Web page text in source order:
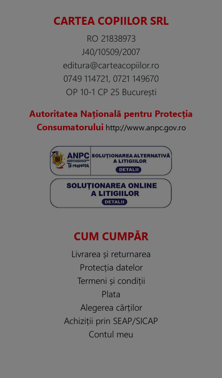
CARTEA COPIILOR SRL
RO 21838973
J40/10509/2007
editura@carteacopiilor.ro
0749 114721, 0721 149670
OP 10-1 CP 25 București
Autoritatea Națională pentru Protecția
Consumatorului http://www.anpc.gov.ro
CUM CUMPĂR
Livrarea și returnarea
Protecția datelor
Termeni și condiții
Plata
Alegerea cărților
Achiziții prin SEAP/SICAP
Contul meu